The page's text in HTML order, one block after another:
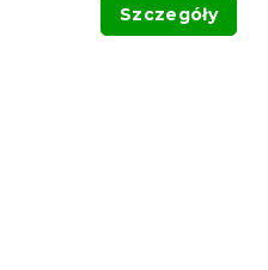
Szczegóły